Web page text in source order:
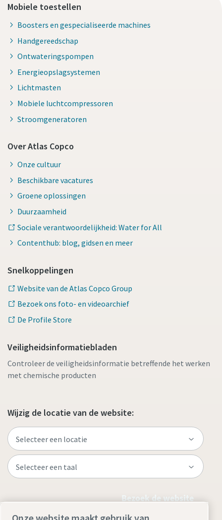
Mobiele toestellen
Boosters en gespecialiseerde machines
Handgereedschap
Ontwateringspompen
Energieopslagsystemen
Lichtmasten
Mobiele luchtcompressoren
Stroomgeneratoren
Over Atlas Copco
Onze cultuur
Beschikbare vacatures
Groene oplossingen
Duurzaamheid
Sociale verantwoordelijkheid: Water for All
Contenthub: blog, gidsen en meer
Snelkoppelingen
Website van de Atlas Copco Group
Bezoek ons foto- en videoarchief
De Profile Store
Veiligheidsinformatiebladen
Controleer de veiligheidsinformatie betreffende het werken
met chemische producten
Wijzig de locatie van de website:
Bezoek de website